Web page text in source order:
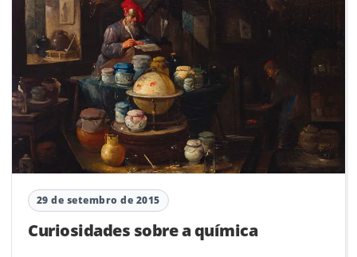
29 de setembro de 2015
Curiosidades sobre a química